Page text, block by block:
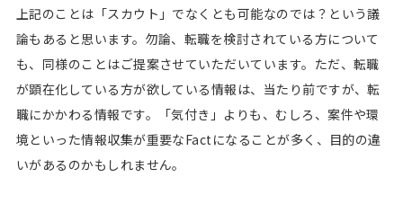
上記のことは「スカウト」でなくとも可能なのでは？という議
論もあると思います。勿論、転職を検討されている方について
も、同様のことはご提案させていただいています。ただ、転職
が顕在化している方が欲している情報は、当たり前ですが、転
職にかかわる情報です。「気付き」よりも、むしろ、案件や環
境といった情報収集が重要なFactになることが多く、目的の違
いがあるのかもしれません。